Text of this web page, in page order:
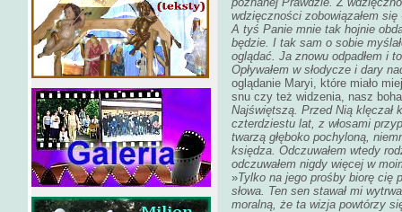
wdzięczności zobowiązałem
A tyś Panie mnie tak hojnie
będzie. I tak sam o sobie
oglądać. Ja znowu odpadłem i
Opływałem w słodycze i dary
oglądanie Maryi, które miało
snu czy też widzenia, nasz
Najświętszą. Przed Nią klęczał
czterdziestu lat, z włosami
twarzą głęboko pochyloną,
księdza. Odczuwałem wtedy
odczuwałem nigdy więcej w
»Tylko na jego prośby biorę cię
słowa. Ten sen stawał mi
moralną, że ta wizja powtórzy